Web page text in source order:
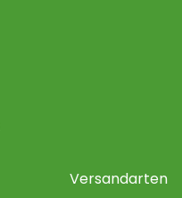
Versandarten